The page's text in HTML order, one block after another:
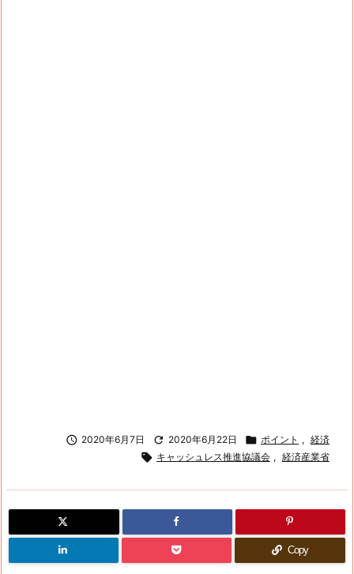
 2020年6月7日  2020年6月22日  ポイント , 経済
 キャッシュレス推進協議会 , 経済産業省
Copy